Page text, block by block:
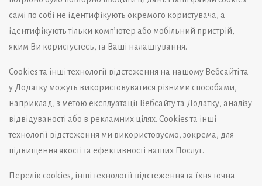
самі по собі не ідентифікують окремого користувача, а
ідентифікують тільки комп’ютер або мобільний пристрій,
яким Ви користуєтесь, та Ваші налаштування.
Cookies та інші технології відстеження на нашому Вебсайті та
у Додатку можуть використовуватися різними способами,
наприклад, з метою експлуатації Вебсайту та Додатку, аналізу
відвідуваності або в рекламних цілях. Cookies та інші
технології відстеження ми використовуємо, зокрема, для
підвищення якості та ефективності наших Послуг.
Перелік cookies, інші технології відстеження та їхня точна